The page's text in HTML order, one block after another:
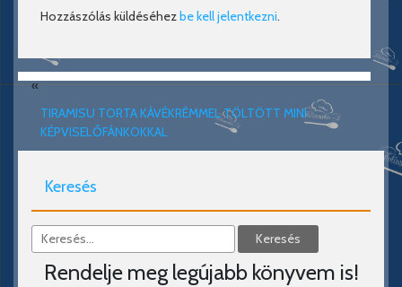
Hozzászólás küldéséhezbe kell jelentkezni.
«
TIRAMISU TORTA KÁVÉKRÉMMEL TÖLTÖTT MINI
KÉPVISELŐFÁNKOKKAL
Keresés
Rendelje meg legújabb könyvem is!